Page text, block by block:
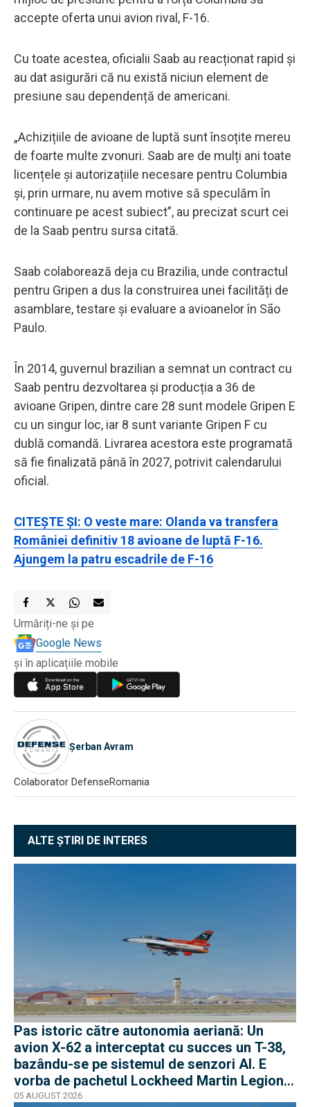
accepte oferta unui avion rival, F-16.
Cu toate acestea, oficialii Saab au reacționat rapid și
au dat asigurări că nu există niciun element de
presiune sau dependență de americani.
„Achizițiile de avioane de luptă sunt însoțite mereu
de foarte multe zvonuri. Saab are de mulți ani toate
licențele și autorizațiile necesare pentru Columbia
și, prin urmare, nu avem motive să speculăm în
continuare pe acest subiect”, au precizat scurt cei
de la Saab pentru sursa citată.
Saab colaborează deja cu Brazilia, unde contractul
pentru Gripen a dus la construirea unei facilități de
asamblare, testare și evaluare a avioanelor în São
Paulo.
În 2014, guvernul brazilian a semnat un contract cu
Saab pentru dezvoltarea și producția a 36 de
avioane Gripen, dintre care 28 sunt modele Gripen E
cu un singur loc, iar 8 sunt variante Gripen F cu
dublă comandă. Livrarea acestora este programată
să fie finalizată până în 2027, potrivit calendarului
oficial.
CITEȘTE ȘI: O veste mare: Olanda va transfera
României definitiv 18 avioane de luptă F-16.
Ajungem la patru escadrile de F-16
Urmăriți-ne și pe
Google News
și în aplicațiile mobile
Șerban Avram
Colaborator DefenseRomania
ALTE ȘTIRI DE INTERES
Pas istoric către autonomia aeriană: Un
avion X-62 a interceptat cu succes un T-38,
bazându-se pe sistemul de senzori AI. E
vorba de pachetul Lockheed Martin Legion
Pod
05 AUGUST 2026